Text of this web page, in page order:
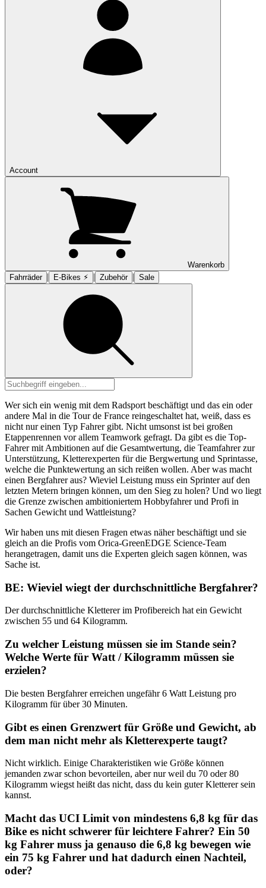
Account
Warenkorb
Fahrräder | E-Bikes ⚡︎ | Zubehör | Sale
Wer sich ein wenig mit dem Radsport beschäftigt und das ein oder
andere Mal in die Tour de France reingeschaltet hat, weiß, dass es
nicht nur einen Typ Fahrer gibt. Nicht umsonst ist bei großen
Etappenrennen vor allem Teamwork gefragt. Da gibt es die Top-
Fahrer mit Ambitionen auf die Gesamtwertung, die Teamfahrer zur
Unterstützung, Kletterexperten für die Bergwertung und Sprintasse,
welche die Punktewertung an sich reißen wollen. Aber was macht
einen Bergfahrer aus? Wieviel Leistung muss ein Sprinter auf den
letzten Metern bringen können, um den Sieg zu holen? Und wo liegt
die Grenze zwischen ambitioniertem Hobbyfahrer und Profi in
Sachen Gewicht und Wattleistung?
Wir haben uns mit diesen Fragen etwas näher beschäftigt und sie
gleich an die Profis vom Orica-GreenEDGE Science-Team
herangetragen, damit uns die Experten gleich sagen können, was
Sache ist.
BE: Wieviel wiegt der durchschnittliche Bergfahrer?
Der durchschnittliche Kletterer im Profibereich hat ein Gewicht
zwischen 55 und 64 Kilogramm.
Zu welcher Leistung müssen sie im Stande sein?
Welche Werte für Watt / Kilogramm müssen sie
erzielen?
Die besten Bergfahrer erreichen ungefähr 6 Watt Leistung pro
Kilogramm für über 30 Minuten.
Gibt es einen Grenzwert für Größe und Gewicht, ab
dem man nicht mehr als Kletterexperte taugt?
Nicht wirklich. Einige Charakteristiken wie Größe können
jemanden zwar schon bevorteilen, aber nur weil du 70 oder 80
Kilogramm wiegst heißt das nicht, dass du kein guter Kletterer sein
kannst.
Macht das UCI Limit von mindestens 6,8 kg für das
Bike es nicht schwerer für leichtere Fahrer? Ein 50
kg Fahrer muss ja genauso die 6,8 kg bewegen wie
ein 75 kg Fahrer und hat dadurch einen Nachteil,
oder?